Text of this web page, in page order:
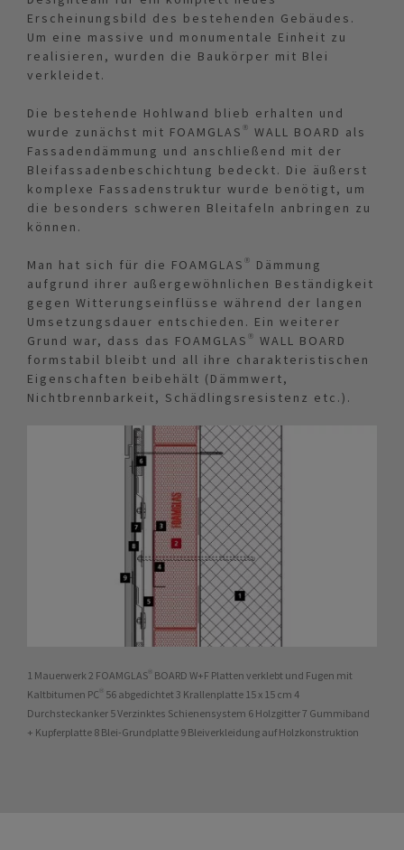
Erscheinungsbild des bestehenden Gebäudes.
Um eine massive und monumentale Einheit zu
realisieren, wurden die Baukörper mit Blei
verkleidet.
Die bestehende Hohlwand blieb erhalten und
wurde zunächst mit FOAMGLAS® WALL BOARD als
Fassadendämmung und anschließend mit der
Bleifassadenbeschichtung bedeckt. Die äußerst
komplexe Fassadenstruktur wurde benötigt, um
die besonders schweren Bleitafeln anbringen zu
können.
Man hat sich für die FOAMGLAS® Dämmung
aufgrund ihrer außergewöhnlichen Beständigkeit
gegen Witterungseinflüsse während der langen
Umsetzungsdauer entschieden. Ein weiterer
Grund war, dass das FOAMGLAS® WALL BOARD
formstabil bleibt und all ihre charakteristischen
Eigenschaften beibehält (Dämmwert,
Nichtbrennbarkeit, Schädlingsresistenz etc.).
1 Mauerwerk 2 FOAMGLAS® BOARD W+F Platten verklebt und Fugen mit
Kaltbitumen PC® 56 abgedichtet 3 Krallenplatte 15 x 15 cm 4
Durchsteckanker 5 Verzinktes Schienensystem 6 Holzgitter 7 Gummiband
+ Kupferplatte 8 Blei-Grundplatte 9 Bleiverkleidung auf Holzkonstruktion